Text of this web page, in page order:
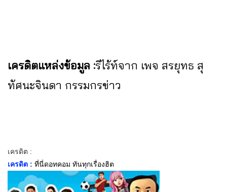
เครดิตแหล่งข้อมูล :รีไร้ท์จาก เพจ สรยุทธ สุ
ทัศนะจินดา กรรมกรข่าว
เครดิต :
เครดิต : ที่นี่ดอทคอม ทันทุกเรื่องฮิต